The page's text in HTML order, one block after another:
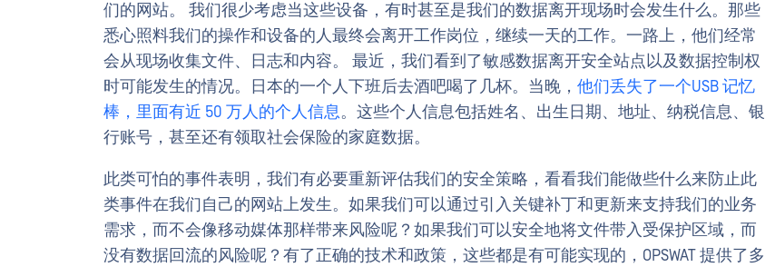
们的网站。 我们很少考虑当这些设备，有时甚至是我们的数据离开现场时会发生什么。那些
悉心照料我们的操作和设备的人最终会离开工作岗位，继续一天的工作。一路上，他们经常
会从现场收集文件、日志和内容。 最近，我们看到了敏感数据离开安全站点以及数据控制权
时可能发生的情况。日本的一个人下班后去酒吧喝了几杯。当晚， 他们丢失了一个USB 记忆
棒，里面有近 50 万人的个人信息。这些个人信息包括姓名、出生日期、地址、纳税信息、银
行账号，甚至还有领取社会保险的家庭数据。
此类可怕的事件表明，我们有必要重新评估我们的安全策略，看看我们能做些什么来防止此
类事件在我们自己的网站上发生。如果我们可以通过引入关键补丁和更新来支持我们的业务
需求，而不会像移动媒体那样带来风险呢？如果我们可以安全地将文件带入受保护区域，而
没有数据回流的风险呢？有了正确的技术和政策，这些都是有可能实现的，OPSWAT 提供了多